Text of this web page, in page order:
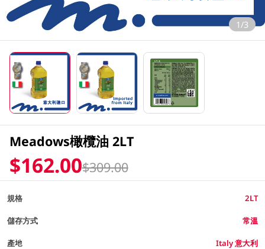
1/3
Meadows橄欖油 2LT
$162.00$309.00
規格 2LT
儲存方式 常溫
產地 Italy 意大利